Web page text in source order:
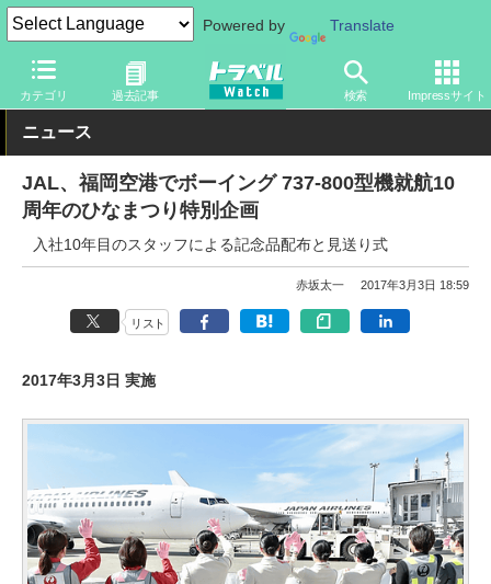
Powered by Translate
カテゴリ 過去記事 検索 Impressサイト
トラベル Watch 旅の方法 空旅 飛行機
ニュース
JAL、福岡空港でボーイング 737-800型機就航10
周年のひなまつり特別企画
入社10年目のスタッフによる記念品配布と見送り式
赤坂太一 2017年3月3日 18:59
リスト
2017年3月3日 実施